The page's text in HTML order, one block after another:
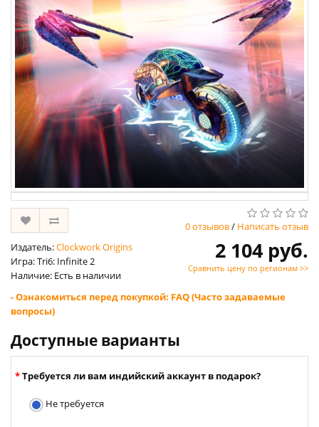
0 отзывов/ Написать отзыв
Издатель:Clockwork Origins
Игра: Tri6: Infinite 2
Наличие: Есть в наличии
2 104 руб.
Сравнить цену по регионам >>
- Ознакомиться перед покупкой: FAQ (Часто задаваемые
вопросы)
Доступные варианты
Требуется ли вам индийский аккаунт в подарок?
Не требуется